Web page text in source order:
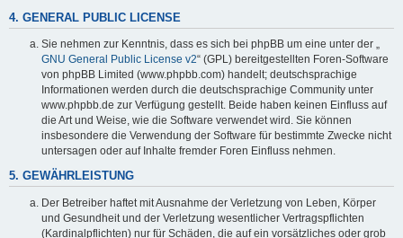
4. GENERAL PUBLIC LICENSE
Sie nehmen zur Kenntnis, dass es sich bei phpBB um eine unter der „
GNU General Public License v2“ (GPL) bereitgestellten Foren-Software
von phpBB Limited (www.phpbb.com) handelt; deutschsprachige
Informationen werden durch die deutschsprachige Community unter
www.phpbb.de zur Verfügung gestellt. Beide haben keinen Einfluss auf
die Art und Weise, wie die Software verwendet wird. Sie können
insbesondere die Verwendung der Software für bestimmte Zwecke nicht
untersagen oder auf Inhalte fremder Foren Einfluss nehmen.
5. GEWÄHRLEISTUNG
Der Betreiber haftet mit Ausnahme der Verletzung von Leben, Körper
und Gesundheit und der Verletzung wesentlicher Vertragspflichten
(Kardinalpflichten) nur für Schäden, die auf ein vorsätzliches oder grob